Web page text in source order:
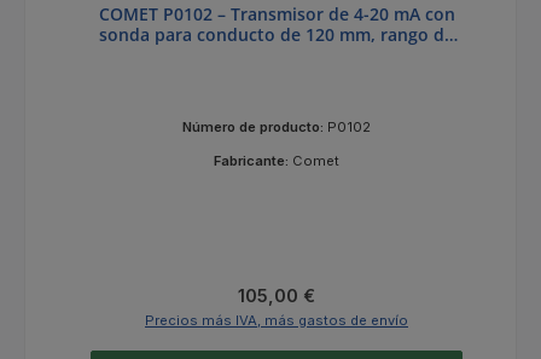
COMET P0102 – Transmisor de 4-20 mA con
sonda para conducto de 120 mm, rango de
Número de producto: P0102
Fabricante: Comet
Precio normal:
105,00 €
Precios más IVA, más gastos de envío